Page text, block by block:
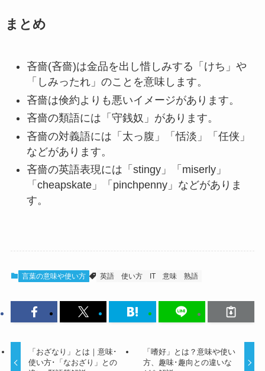
まとめ
吝嗇(吝嗇)は金品を出し惜しみする「けち」や
「しみったれ」のことを意味します。
吝嗇は倹約よりも悪いイメージがあります。
吝嗇の類語には「守銭奴」があります。
吝嗇の対義語には「太っ腹」「恬淡」「任侠」
などがあります。
吝嗇の英語表現には「stingy」「miserly」
「cheapskate」「pinchpenny」などがありま
す。
言葉の意味や使い方 英語 使い方 IT 意味 熟語
「おざなり」とは｜意味･
使い方･「なおざり」との
「嗜好」とは？意味や使い
方、趣味･趣向との違いな